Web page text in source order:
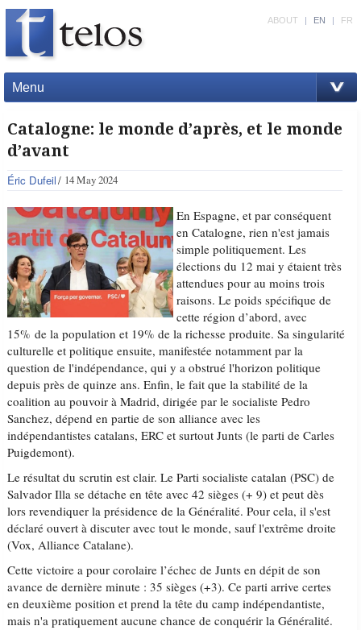
Menu
ABOUT | EN | FR
Catalogne: le monde d’après, et le monde
d’avant
Éric Dufeil 14 May 2024
En Espagne, et par conséquent
en Catalogne, rien n'est jamais
simple politiquement. Les
élections du 12 mai y étaient très
attendues pour au moins trois
raisons. Le poids spécifique de
cette région d’abord, avec
15% de la population et 19% de la richesse produite. Sa singularité
culturelle et politique ensuite, manifestée notamment par la
question de l'indépendance, qui y a obstrué l'horizon politique
depuis près de quinze ans. Enfin, le fait que la stabilité de la
coalition au pouvoir à Madrid, dirigée par le socialiste Pedro
Sanchez, dépend en partie de son alliance avec les
indépendantistes catalans, ERC et surtout Junts (le parti de Carles
Puigdemont).
Le résultat du scrutin est clair. Le Parti socialiste catalan (PSC) de
Salvador Illa se détache en tête avec 42 sièges (+ 9) et peut dès
lors revendiquer la présidence de la Généralité. Pour cela, il s'est
déclaré ouvert à discuter avec tout le monde, sauf l'extrême droite
(Vox, Alliance Catalane).
Cette victoire a pour corolaire l’échec de Junts en dépit de son
avance de dernière minute : 35 sièges (+3). Ce parti arrive certes
en deuxième position et prend la tête du camp indépendantiste,
mais n'a pratiquement aucune chance de conquérir la Généralité.